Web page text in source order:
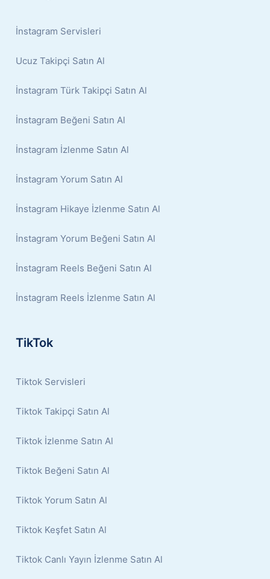
İnstagram Servisleri
Ucuz Takipçi Satın Al
İnstagram Türk Takipçi Satın Al
İnstagram Beğeni Satın Al
İnstagram İzlenme Satın Al
İnstagram Yorum Satın Al
İnstagram Hikaye İzlenme Satın Al
İnstagram Yorum Beğeni Satın Al
İnstagram Reels Beğeni Satın Al
İnstagram Reels İzlenme Satın Al
TikTok
Tiktok Servisleri
Tiktok Takipçi Satın Al
Tiktok İzlenme Satın Al
Tiktok Beğeni Satın Al
Tiktok Yorum Satın Al
Tiktok Keşfet Satın Al
Tiktok Canlı Yayın İzlenme Satın Al